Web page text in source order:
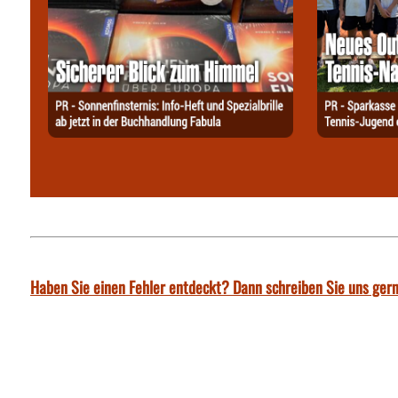
Haben Sie einen Fehler entdeckt? Dann schreiben Sie uns